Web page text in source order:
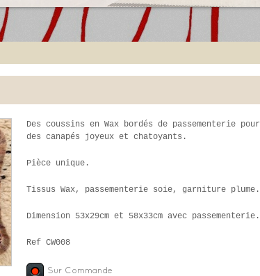
Des coussins en Wax bordés de passementerie pour
des canapés joyeux et chatoyants.
Pièce unique.
Tissus Wax, passementerie soie, garniture plume.
Dimension 53x29cm et 58x33cm avec passementerie.
Ref CW008
Sur Commande